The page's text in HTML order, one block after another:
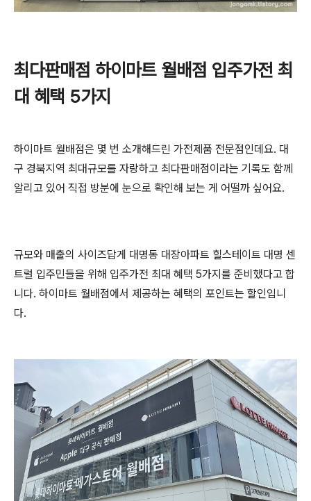
최다판매점 하이마트 월배점 입주가전 최
대 혜택 5가지
하이마트 월배점은 몇 번 소개해드린 가전제품 전문점인데요. 대
구 경북지역 최대규모를 자랑하고 최다판매점이라는 기록도 함께
알리고 있어 직접 방분에 눈으로 확인해 보는 게 어떨까 싶어요.
규모와 매출의 사이즈답게 대명동 대장아파트 힐스테이트 대명 센
트럴 입주민들을 위해 입주가전 최대 혜택 5가지를 준비했다고 합
니다. 하이마트 월배점에서 제공하는 혜택의 포인트는 할인입니
다.